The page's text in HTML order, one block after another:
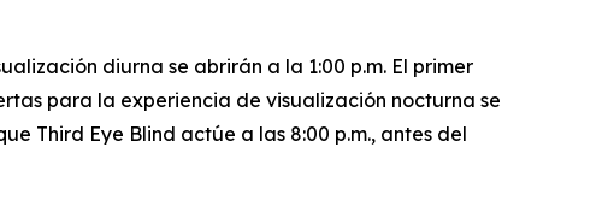
diurna se abrirán a la 1:00 p.m. El primer
para la experiencia de visualización nocturna se
Third Eye Blind actúe a las 8:00 p.m., antes del